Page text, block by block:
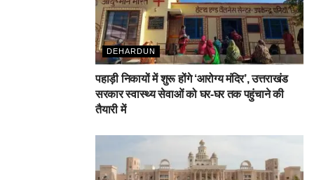
DEHARDUN
पहाड़ी निकायों में शुरू होंगे ‘आरोग्य मंदिर’, उत्तराखंड
सरकार स्वास्थ्य सेवाओं को घर-घर तक पहुंचाने की
तैयारी में